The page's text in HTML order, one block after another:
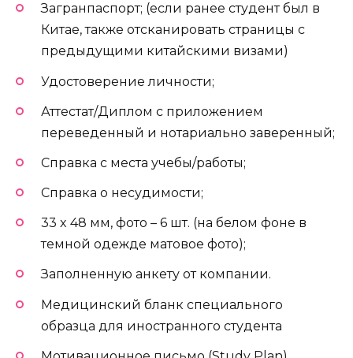
Загранпаспорт; (если ранее студент был в
Китае, также отсканировать страницы с
предыдущими китайскими визами)
Удостоверение личности;
Аттестат/Диплом с приложением
переведенный и нотариально заверенный;
Справка с места учебы/работы;
Справка о несудимости;
33 x 48 мм, фото – 6 шт. (на белом фоне в
темной одежде матовое фото);
Заполненную анкету от компании.
Медицинский бланк специального
образца для иностранного студента